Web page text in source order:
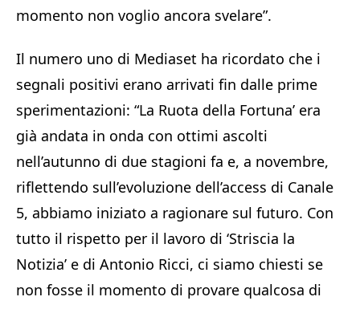
momento non voglio ancora svelare”.
Il numero uno di Mediaset ha ricordato che i
segnali positivi erano arrivati fin dalle prime
sperimentazioni: “La Ruota della Fortuna’ era
già andata in onda con ottimi ascolti
nell’autunno di due stagioni fa e, a novembre,
riflettendo sull’evoluzione dell’access di Canale
5, abbiamo iniziato a ragionare sul futuro. Con
tutto il rispetto per il lavoro di ‘Striscia la
Notizia’ e di Antonio Ricci, ci siamo chiesti se
non fosse il momento di provare qualcosa di